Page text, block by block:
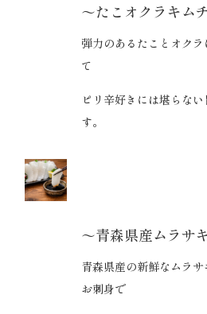
～たこオクラキム
弾力のあるたことオク
て
ピリ辛好きには堪らな
す。
～青森県産ムラサ
青森県産の新鮮なムラ
お刺身で